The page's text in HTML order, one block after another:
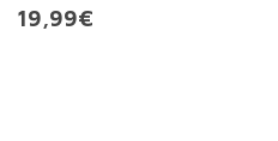
19,99€